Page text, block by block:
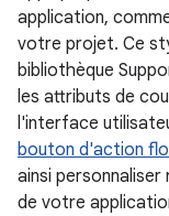
application,
votre projet. Ce
bibliothèque
les attributs de
l'interface
bouton d'action
ainsi
de votre